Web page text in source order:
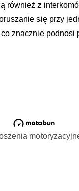
również z
się przy
znacznie